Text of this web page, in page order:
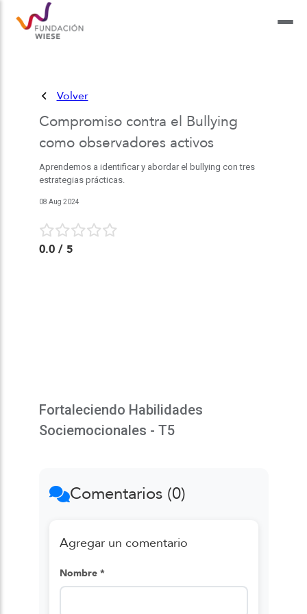
Volver
Compromiso contra el Bullying
como observadores activos
Aprendemos a identificar y abordar el bullying con tres
estrategias prácticas.
08 Aug 2024
0.0/ 5
Fortaleciendo Habilidades
Sociemocionales - T5
Comentarios (0)
Agregar un comentario
Nombre *